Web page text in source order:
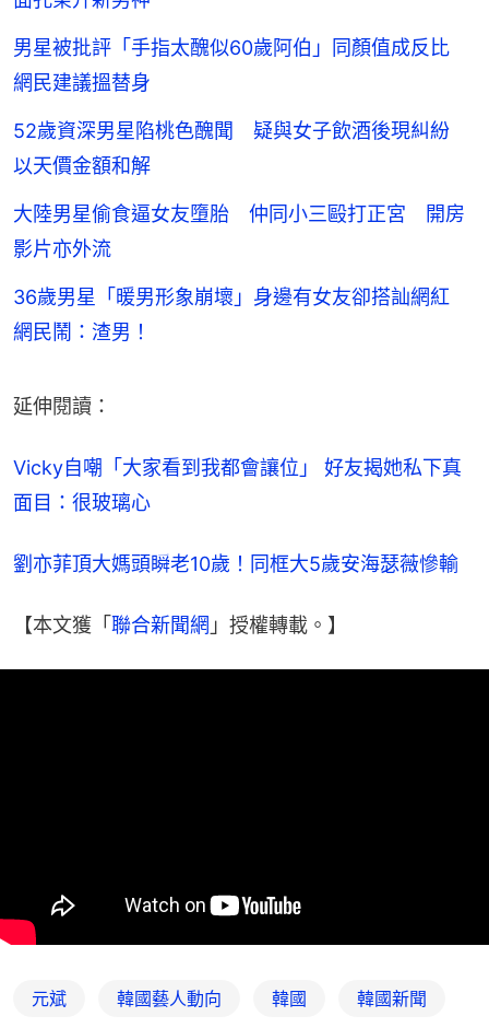
男星被批評「手指太醜似60歲阿伯」同顏值成反比
網民建議搵替身
52歲資深男星陷桃色醜聞 疑與女子飲酒後現糾紛
以天價金額和解
大陸男星偷食逼女友墮胎 仲同小三毆打正宮 開房
影片亦外流
36歲男星「暖男形象崩壞」身邊有女友卻搭訕網紅
網民鬧：渣男！
延伸閱讀：
Vicky自嘲「大家看到我都會讓位」 好友揭她私下真
面目：很玻璃心
劉亦菲頂大媽頭瞬老10歲！同框大5歲安海瑟薇慘輸
【本文獲「聯合新聞網 」授權轉載。】
元斌 韓國藝人動向 韓國 韓國新聞